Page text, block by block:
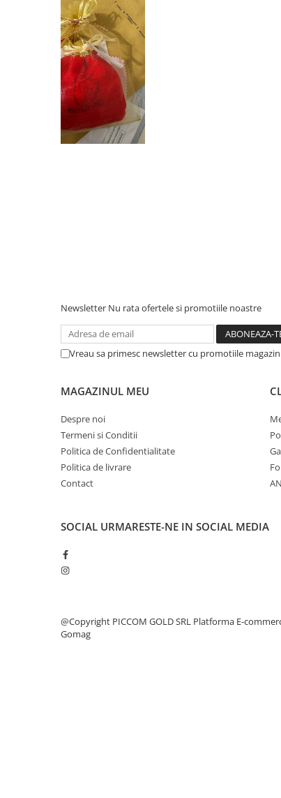
Newsletter Nu rata ofertele si promotiile noastre
Vreau sa primesc newsletter cu promotiile
MAGAZINUL MEU
Despre noi
Termeni si Conditii
Politica de Confidentialitate
Politica de livrare
Contact
SOCIAL URMARESTE-NE IN SOCIAL MEDIA
@Copyright PICCOM GOLD SRL Platforma E-
Gomag